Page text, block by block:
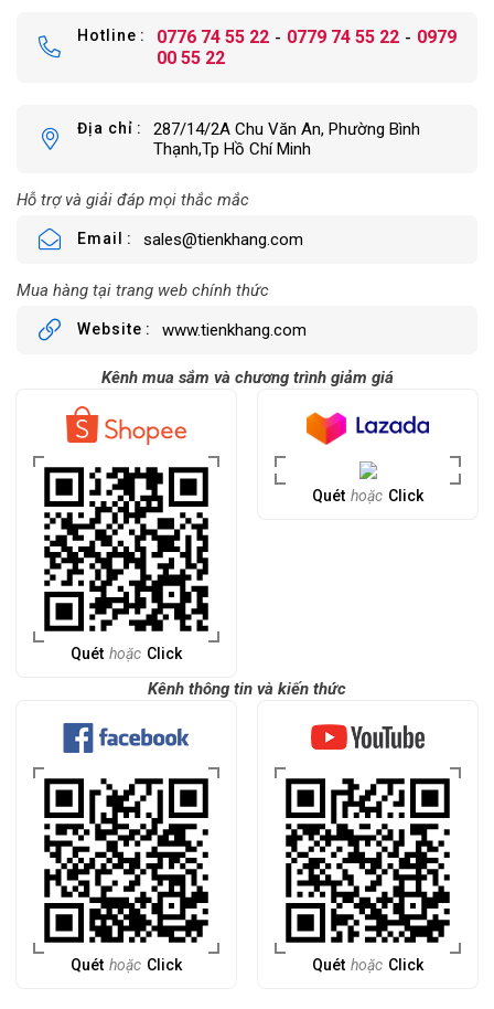
Hotline 0776 74 55 22 0779 74 55 22
0979
00 55 22
Địa chỉ
287/14/2A Chu Văn An, Phường Bình
Thạnh,Tp Hồ Chí Minh
Hỗ trợ và giải đáp mọi thắc mắc
Email sales@tienkhang.com
Mua hàng tại trang web chính thức
Website www.tienkhang.com
Kênh mua sắm và chương trình giảm giá
Quét hoặc Click
Quét hoặc Click
Kênh thông tin và kiến thức
Quét hoặc Click Quét hoặc Click